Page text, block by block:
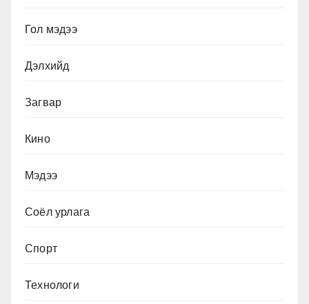
Гол мэдээ
Дэлхийд
Загвар
Кино
Мэдээ
Соёл урлага
Спорт
Технологи